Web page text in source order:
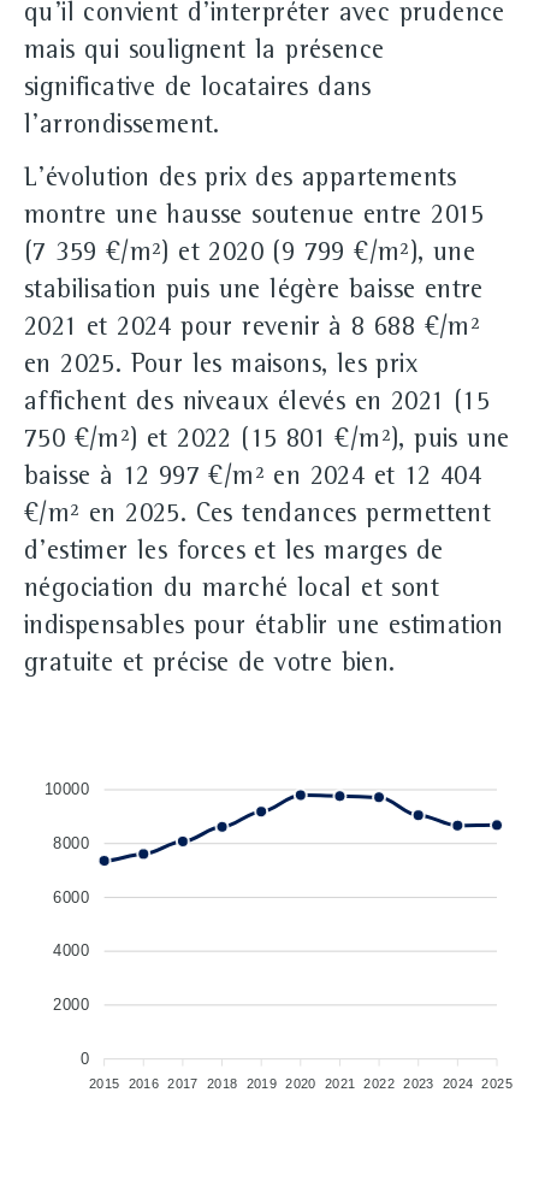
qu'il convient d'interpréter avec prudence
mais qui soulignent la présence
significative de locataires dans
l'arrondissement.
L'évolution des prix des appartements
montre une hausse soutenue entre 2015
(7 359 €/m²) et 2020 (9 799 €/m²), une
stabilisation puis une légère baisse entre
2021 et 2024 pour revenir à 8 688 €/m²
en 2025. Pour les maisons, les prix
affichent des niveaux élevés en 2021 (15
750 €/m²) et 2022 (15 801 €/m²), puis une
baisse à 12 997 €/m² en 2024 et 12 404
€/m² en 2025. Ces tendances permettent
d'estimer les forces et les marges de
négociation du marché local et sont
indispensables pour établir une estimation
gratuite et précise de votre bien.
10000
8000
6000
4000
2000
0
2015 2016 2017 2018 2019 2020 2021 2022 2023 2024 2025